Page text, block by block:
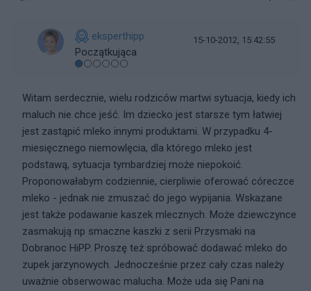
eksperthipp
Początkująca
15-10-2012, 15:42:55
Witam serdecznie, wielu rodziców martwi sytuacja, kiedy ich
maluch nie chce jeść. Im dziecko jest starsze tym łatwiej
jest zastąpić mleko innymi produktami. W przypadku 4-
miesięcznego niemowlęcia, dla którego mleko jest
podstawą, sytuacja tymbardziej może niepokoić.
Proponowałabym codziennie, cierpliwie oferować córeczce
mleko - jednak nie zmuszać do jego wypijania. Wskazane
jest także podawanie kaszek mlecznych. Może dziewczynce
zasmakują np smaczne kaszki z serii Przysmaki na
Dobranoc HiPP. Proszę też spróbować dodawać mleko do
zupek jarzynowych. Jednocześnie przez cały czas należy
uważnie obserwowac malucha. Może uda się Pani na